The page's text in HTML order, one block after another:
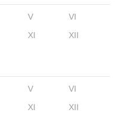
V
VI
XI XII
V
VI
XI XII